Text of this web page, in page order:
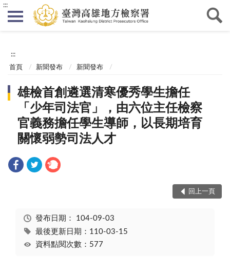
:::
:::
首頁 新聞發布 新聞發布
雄檢首創遴選清寒優秀學生擔任
「少年司法官」，由六位主任檢察
官義務擔任學生導師，以長期培育
關懷弱勢司法人才
回上一頁
發布日期： 104-09-03
最後更新日期：110-03-15
資料點閱次數：577